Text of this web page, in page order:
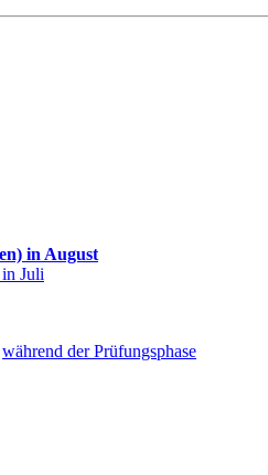
in August
Juli
während der Prüfungsphase